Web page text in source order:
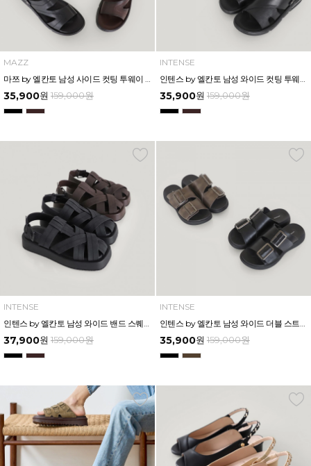
MAZZ
35,900원 159,000원
INTENSE
35,900원 159,000원
INTENSE
37,900원 159,000원
INTENSE
35,900원 159,000원